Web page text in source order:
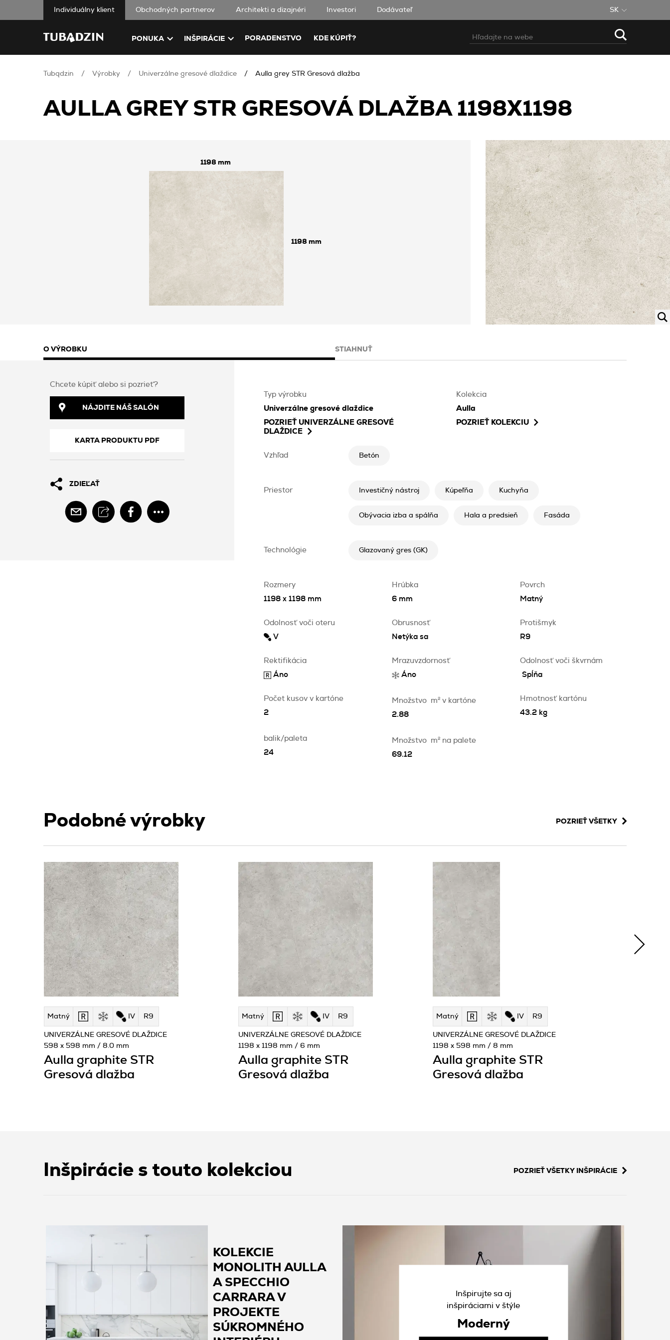
Individuálny klient Obchodných partnerov Architekti a dizajnéri Investori Dodávateľ SK
PONUKA INŠPIRÁCIE PORADENSTVO KDE KÚPIŤ?
Tubądzin Výrobky Univerzálne gresové dlaždice Aulla grey STR Gresová dlažba
AULLA GREY STR GRESOVÁ DLAŽBA 1198X1198
1198
1198
O VÝROBKU STIAHNUŤ
Chcete kúpiť alebo si pozrieť?
NÁJDITE NÁŠ SALÓN
KARTA PRODUKTU PDF
ZDIEĽAŤ
Typ výrobku
Univerzálne gresové dlaždice
POZRIEŤUNIVERZÁLNE GRESOVÉ
DLAŽDICE
Kolekcia
Aulla
POZRIEŤ KOLEKCIU
Vzhľad Betón
Priestor Investičný nástroj Kúpeľňa Kuchyňa
Obývacia izba a spálňa Hala a predsieň Fasáda
Technológie Glazovaný gres (GK)
Rozmery
1198 x 1198 mm
Hrúbka
6 mm
Povrch
Matný
Odolnosť voči oteru
V
Obrusnosť
Netýka sa
Protišmyk
R9
Rektifikácia
Áno
Mrazuvzdornosť
Áno
Odolnosť voči škvrnám
Spĺňa
Počet kusov v kartóne
2
Množstvo m2 v kartóne
2.88
Hmotnosť kartónu
43.2 kg
balik/paleta
24
Množstvo m2
na palete
69.12
Podobné výrobky POZRIEŤ VŠETKY
Matný IV R9
Aulla graphite STR
Gresová dlažba
UNIVERZÁLNE GRESOVÉ DLAŽDICE
598 x 598 mm / 8.0 mm
Matný IV R9
Aulla graphite STR
Gresová dlažba
UNIVERZÁLNE GRESOVÉ DLAŽDICE
1198 x 1198 mm / 6 mm
Matný IV R9
Aulla graphite STR
Gresová dlažba
UNIVERZÁLNE GRESOVÉ DLAŽDICE
1198 x 598 mm / 8 mm
Inšpirácie s touto kolekciou POZRIEŤ VŠETKY INŠPIRÁCIE
KOLEKCIE
MONOLITH AULLA
A SPECCHIO
CARRARA V
PROJEKTE
SÚKROMNÉHO
Inšpirujte sa aj
inšpiráciami v štýle
Moderný